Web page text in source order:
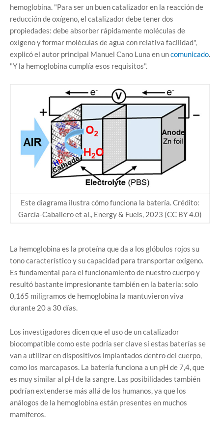
hemoglobina. "Para ser un buen catalizador en la reacción de
reducción de oxígeno, el catalizador debe tener dos
propiedades: debe absorber rápidamente moléculas de
oxígeno y formar moléculas de agua con relativa facilidad",
explicó el autor principal Manuel Cano Luna en uncomunicado.
"Y la hemoglobina cumplía esos requisitos".
Este diagrama ilustra cómo funciona la batería. Crédito:
García-Caballero et al., Energy & Fuels, 2023 (CC BY 4.0)
La hemoglobina es la proteína que da a los glóbulos rojos su
tono característico y su capacidad para transportar oxígeno.
Es fundamental para el funcionamiento de nuestro cuerpo y
resultó bastante impresionante también en la batería: solo
0,165 miligramos de hemoglobina la mantuvieron viva
durante 20 a 30 días.
Los investigadores dicen que el uso de un catalizador
biocompatible como este podría ser clave si estas baterías se
van a utilizar en dispositivos implantados dentro del cuerpo,
como los marcapasos. La batería funciona a un pH de 7,4, que
es muy similar al pH de la sangre. Las posibilidades también
podrían extenderse más allá de los humanos, ya que los
análogos de la hemoglobina están presentes en muchos
mamíferos.